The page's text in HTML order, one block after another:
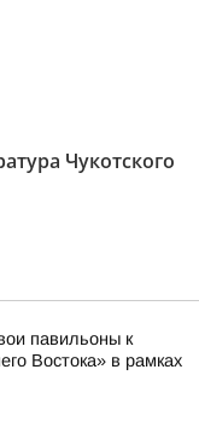
Чукотского
павильоны к
Востока» в рамках